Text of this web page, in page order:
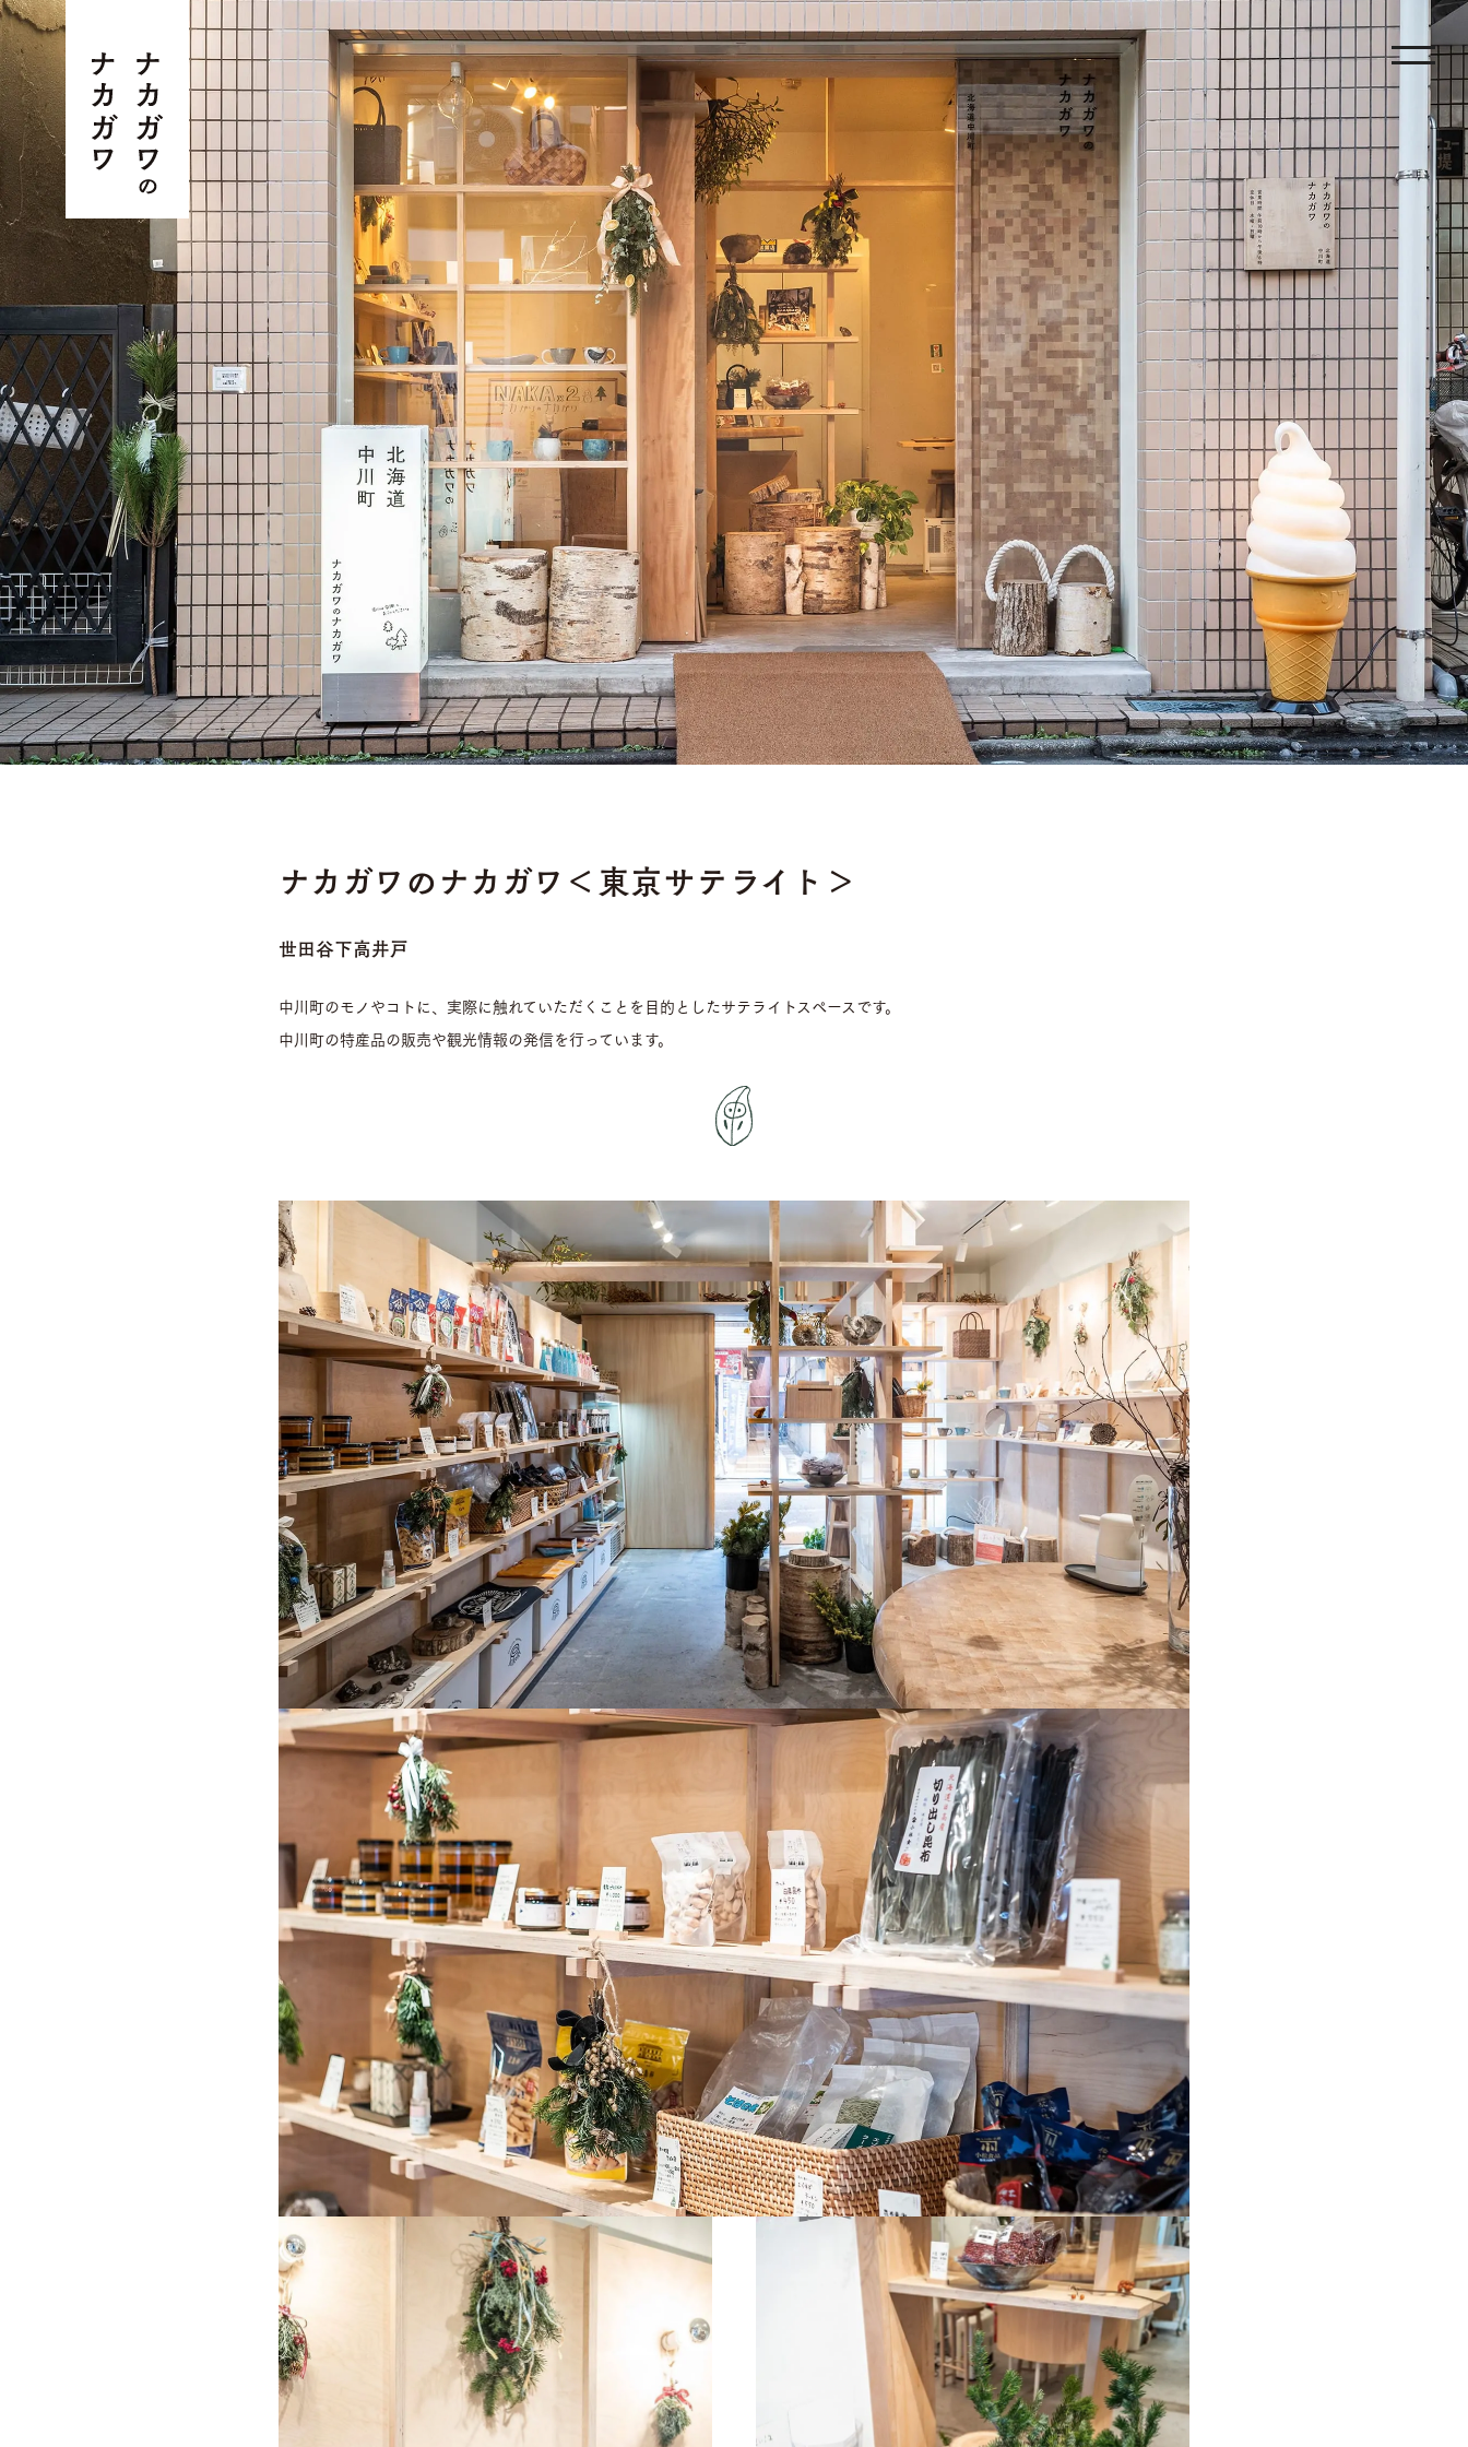
ナカガワのナカガワ＜東京サテライト＞
世田谷下高井戸
中川町のモノやコトに、実際に触れていただくことを目的としたサテライトスペースです。
中川町の特産品の販売や観光情報の発信を行っています。